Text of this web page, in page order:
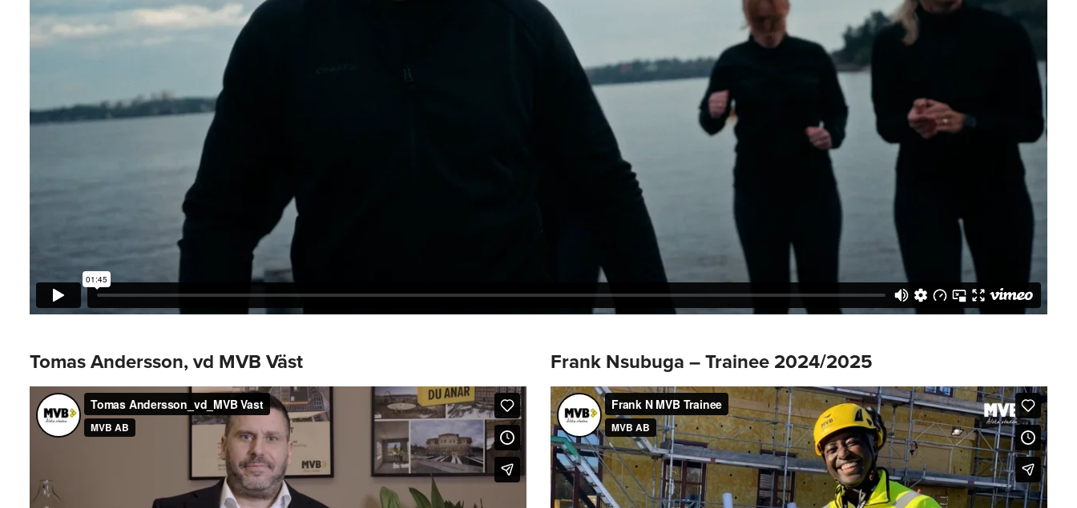
Tomas Andersson, vd MVB Väst Frank Nsubuga – Trainee 2024/2025